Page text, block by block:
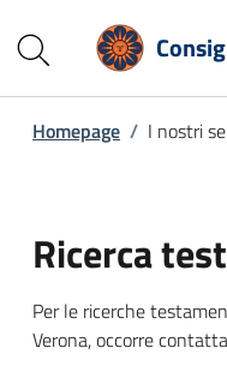
Homepage / I nostri
Ricerca
Per le ricerche
Verona, occorre